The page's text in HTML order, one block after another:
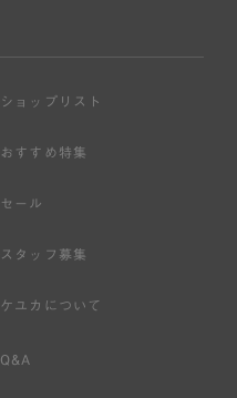
ショップリスト
おすすめ特集
セール
スタッフ募集
ケユカについて
Q&A